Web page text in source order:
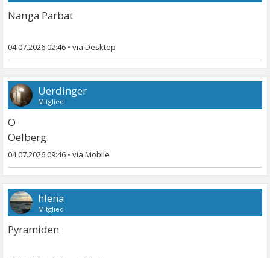
Nanga Parbat
04.07.2026 02:46 •
Uerdinger
Mitglied
O
Oelberg
04.07.2026 09:46 •
hlena
Mitglied
Pyramiden